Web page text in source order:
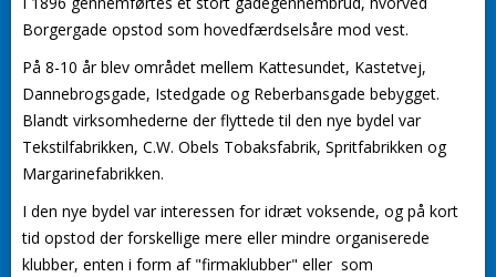
Borgergade opstod som hovedfærdselsåre mod vest.
På 8-10 år blev området mellem Kattesundet, Kastetvej,
Dannebrogsgade, Istedgade og Reberbansgade bebygget.
Blandt virksomhederne der flyttede til den nye bydel var
Tekstilfabrikken, C.W. Obels Tobaksfabrik, Spritfabrikken og
Margarinefabrikken.
I den nye bydel var interessen for idræt voksende, og på kort
tid opstod der forskellige mere eller mindre organiserede
klubber, enten i form af "firmaklubber" eller som